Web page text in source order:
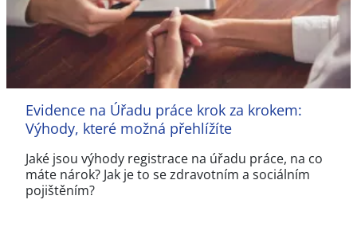
Evidence na Úřadu práce krok za krokem:
Výhody, které možná přehlížíte
Jaké jsou výhody registrace na úřadu práce, na co
máte nárok? Jak je to se zdravotním a sociálním
pojištěním?